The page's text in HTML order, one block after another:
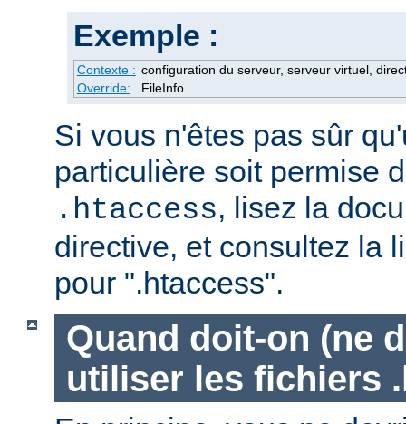
Exemple :
Contexte : configuration du serveur, serveur virtuel,
Override:
FileInfo
Si vous n'êtes pas sûr
particulière soit permise
.htaccess, lisez la
directive, et consultez la
pour ".htaccess".
Quand doit-on (ne
utiliser les fichiers